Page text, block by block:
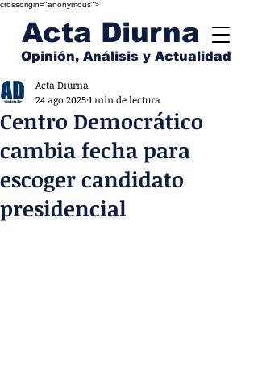
crossorigin="anonymous">
Acta Diurna
Opinión, Análisis y Actualidad
Centro Democrático
cambia fecha para
escoger candidato
presidencial
Acta Diurna
24 ago 20251 min de lectura